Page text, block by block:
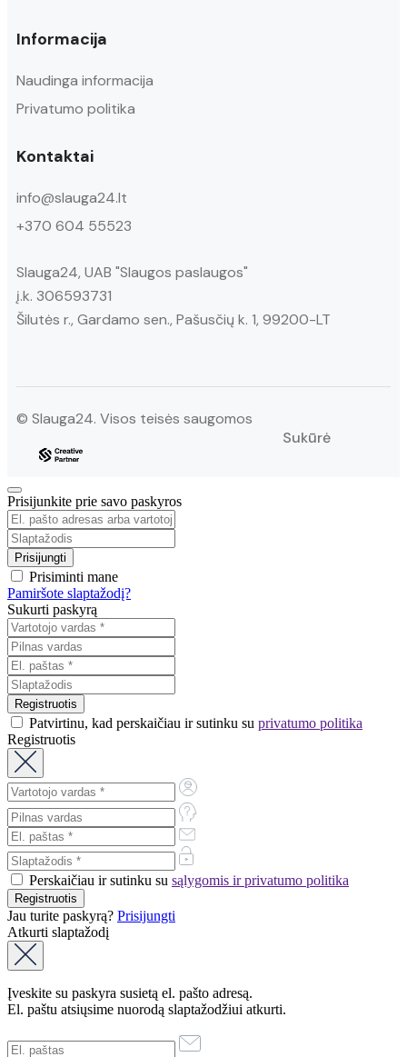
Informacija
Naudinga informacija
Privatumo politika
Kontaktai
info@slauga24.lt
+370 604 55523
Slauga24, UAB "Slaugos paslaugos"
į.k. 306593731
Šilutės r., Gardamo sen., Pašusčių k. 1, 99200-LT
© Slauga24. Visos teisės saugomos
Sukūrė
Prisijunkite prie savo paskyros
Prisiminti mane
Pamiršote slaptažodį?
Sukurti paskyrą
Patvirtinu, kad perskaičiau ir sutinku su privatumo politika
Registruotis
Perskaičiau ir sutinku su sąlygomis ir privatumo politika
Jau turite paskyrą? Prisijungti
Atkurti slaptažodį
Įveskite su paskyra susietą el. pašto adresą.
El. paštu atsiųsime nuorodą slaptažodžiui atkurti.